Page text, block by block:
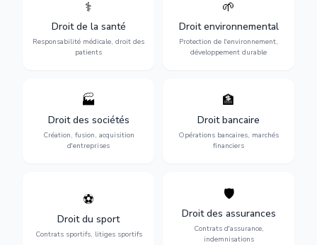
⚕️
Droit de la santé
Responsabilité médicale, droit des
patients
Défense de vos droits
médicales, responsabilité
des praticiens et
indemnisation.
🌱
Droit environnemental
Protection de l'environnement,
développement durable
Protection de
conformité
environnementale, litiges et
développement durable.
🏭
Droit des sociétés
Création, fusion, acquisition
d'entreprises
Structuration de votre
société : création, fusion-
acquisition, gouvernance et
restructuration.
🏦
Droit bancaire
Opérations bancaires, marchés
financiers
Gestion de vos opérations
financières : contentieux
bancaire, investissements et
régulation.
⚽
Droit du sport
Contrats sportifs, litiges sportifs
Expertise en droit sportif :
transferts, sponsoring et
contentieux.
🛡️
Droit des assurances
Contrats d'assurance,
indemnisations
Défense de vos intérêts :
contrats d'assurance,
sinistres et indemnisations
optimales.